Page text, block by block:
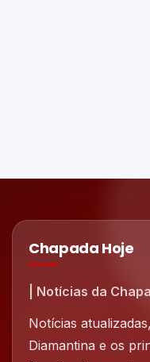
Chapada Hoje
| Notícias da
Notícias
Diamantina e os